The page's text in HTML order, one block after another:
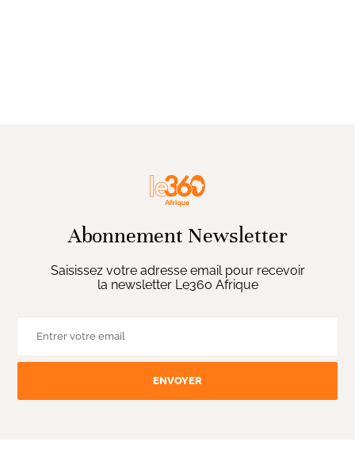
Abonnement Newsletter
Saisissez votre adresse email pour recevoir
la newsletter Le360 Afrique
ENVOYER